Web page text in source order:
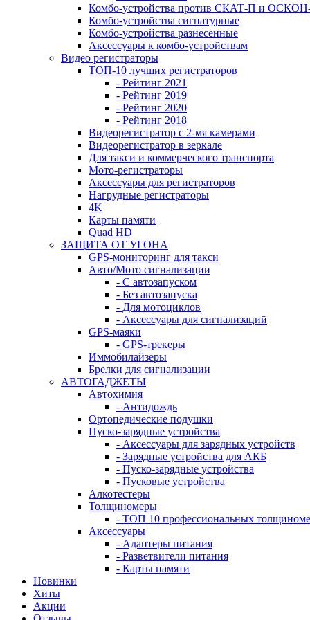
Комбо-устройства против СКАТ-П и
Комбо-устройства сигнатурные
Комбо-устройства разнесенные
Аксессуары к комбо-устройствам
Видео регистраторы
ТОП-10 лучших регистраторов
- Рейтинг 2021
- Рейтинг 2019
- Рейтинг 2020
- Рейтинг 2018
Видеорегистратор с 2-мя камерами
Видеорегистратор в зеркале
Для такси и коммерческого транспорта
Мото-регистраторы
Аксессуары для регистраторов
Нагрудные регистраторы
4K
Карты памяти
Quad HD
ЗАЩИТА ОТ УГОНА
GPS-мониторинг для такси
Авто/Мото сигнализации
- С автозапуском
- Без автозапуска
- Для мотоциклов
- Аксессуары для сигнализаций
GPS-маяки
- GPS-трекеры
Иммобилайзеры
Брелки для сигнализации
АВТОГАДЖЕТЫ
Автохимия
- Антидождь
Ортопедические подушки
Пуско-зарядные устройства
- Аксессуары для зарядных устройств
- Зарядные устройства для АКБ
- Пуско-зарядные устройства
- Пусковые устройства
Алкотестеры
Толщиномеры
- ТОП 10 профессиональных
Аксессуары
- Адаптеры питания
- Разветвители питания
- Карты памяти
Новинки
Хиты
Акции